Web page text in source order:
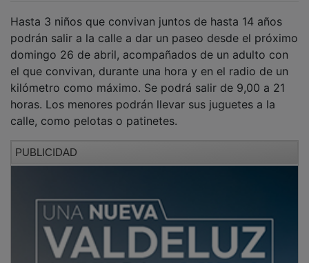
podrán salir a la calle a dar un paseo desde el próximo
domingo 26 de abril, acompañados de un adulto con
el que convivan, durante una hora y en el radio de un
kilómetro como máximo. Se podrá salir de 9,00 a 21
horas. Los menores podrán llevar sus juguetes a la
calle, como pelotas o patinetes.